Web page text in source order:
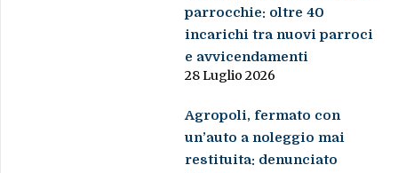
parrocchie: oltre 40
incarichi tra nuovi parroci
e avvicendamenti
28 Luglio 2026
Agropoli, fermato con
un’auto a noleggio mai
restituita: denunciato